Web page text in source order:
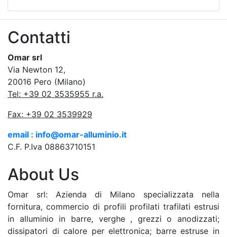
Contatti
Omar srl
Via Newton 12,
20016 Pero (Milano)
Tel: +39 02 3535955 r.a.
Fax: +39 02 3539929
email : info@omar-alluminio.it
C.F. P.Iva 08863710151
About Us
Omar srl: Azienda di Milano specializzata nella
fornitura, commercio di profili profilati trafilati estrusi
in alluminio in barre, verghe , grezzi o anodizzati;
dissipatori di calore per elettronica; barre estruse in